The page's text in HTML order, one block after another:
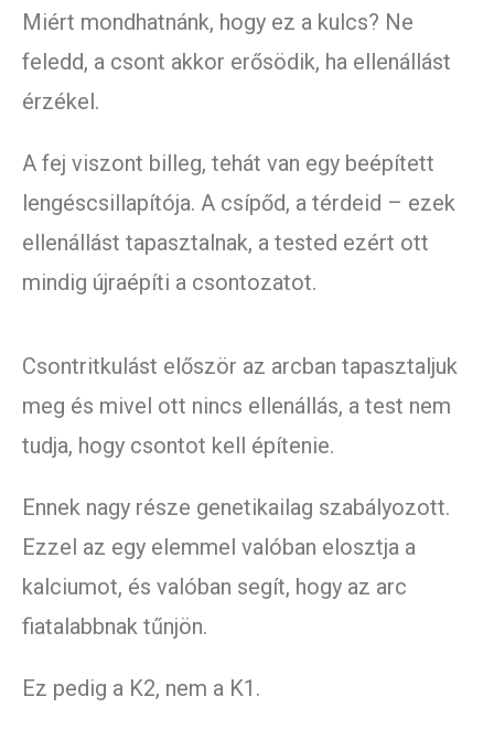
Miért mondhatnánk, hogy ez a kulcs? Ne
feledd, a csont akkor erősödik, ha ellenállást
érzékel.
A fej viszont billeg, tehát van egy beépített
lengéscsillapítója. A csípőd, a térdeid – ezek
ellenállást tapasztalnak, a tested ezért ott
mindig újraépíti a csontozatot.
Csontritkulást először az arcban tapasztaljuk
meg és mivel ott nincs ellenállás, a test nem
tudja, hogy csontot kell építenie.
Ennek nagy része genetikailag szabályozott.
Ezzel az egy elemmel valóban elosztja a
kalciumot, és valóban segít, hogy az arc
fiatalabbnak tűnjön.
Ez pedig a K2, nem a K1.